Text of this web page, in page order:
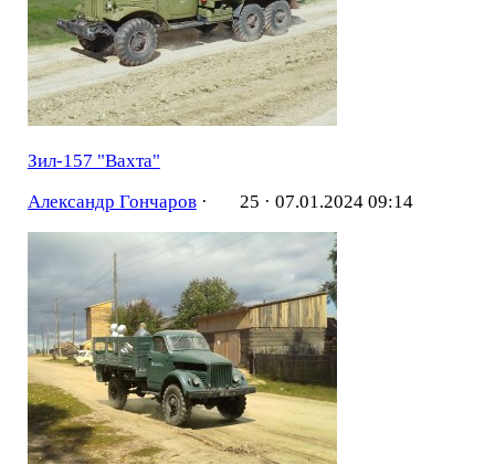
Зил-157 "Вахта"
Александр Гончаров· 25 · 07.01.2024 09:14